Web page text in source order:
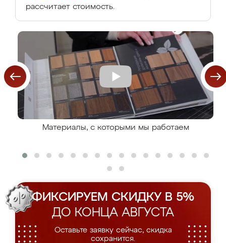
рассчитает стоимость.
Материалы, с которыми мы работаем
ФИКСИРУЕМ СКИДКУ В 5%
ДО КОНЦА АВГУСТА
Оставьте заявку сейчас, скидка
сохранится.